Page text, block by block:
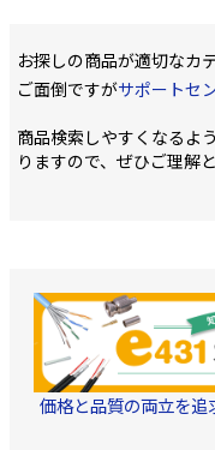
お探しの商品が適切なカ
ご面倒ですがサポートセ
商品検索しやすくなるよ
りますので、ぜひご理解
価格と品質の両立を